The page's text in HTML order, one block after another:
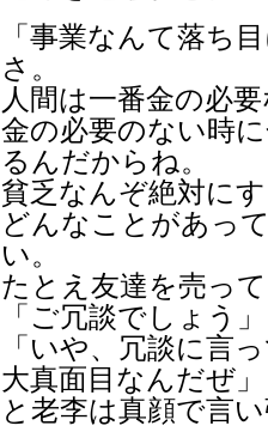
「事業なんて落ち
さ。
人間は一番金の必
金の必要のない時
るんだからね。
貧乏なんぞ絶対に
どんなことがあっ
い。
たとえ友達を売っ
「ご冗談でしょう」
「いや、冗談に言
大真面目なんだぜ」
と老李は真顔で言